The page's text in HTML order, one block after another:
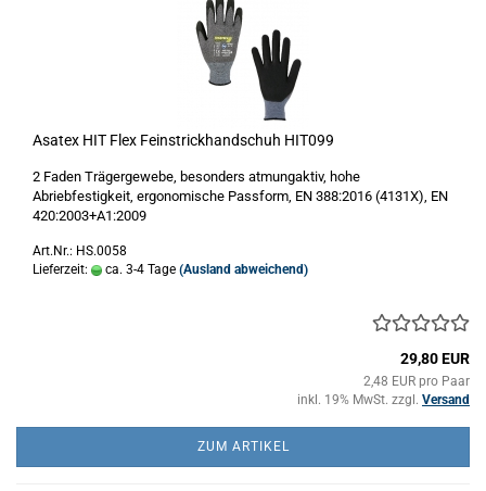
Asatex HIT Flex Feinstrickhandschuh HIT099
2 Faden Trägergewebe, besonders atmungaktiv, hohe
Abriebfestigkeit, ergonomische Passform, EN 388:2016 (4131X), EN
420:2003+A1:2009
Art.Nr.: HS.0058
Lieferzeit:
ca. 3-4 Tage (Ausland abweichend)
29,80 EUR
2,48 EUR pro Paar
inkl. 19% MwSt. zzgl. Versand
ZUM ARTIKEL